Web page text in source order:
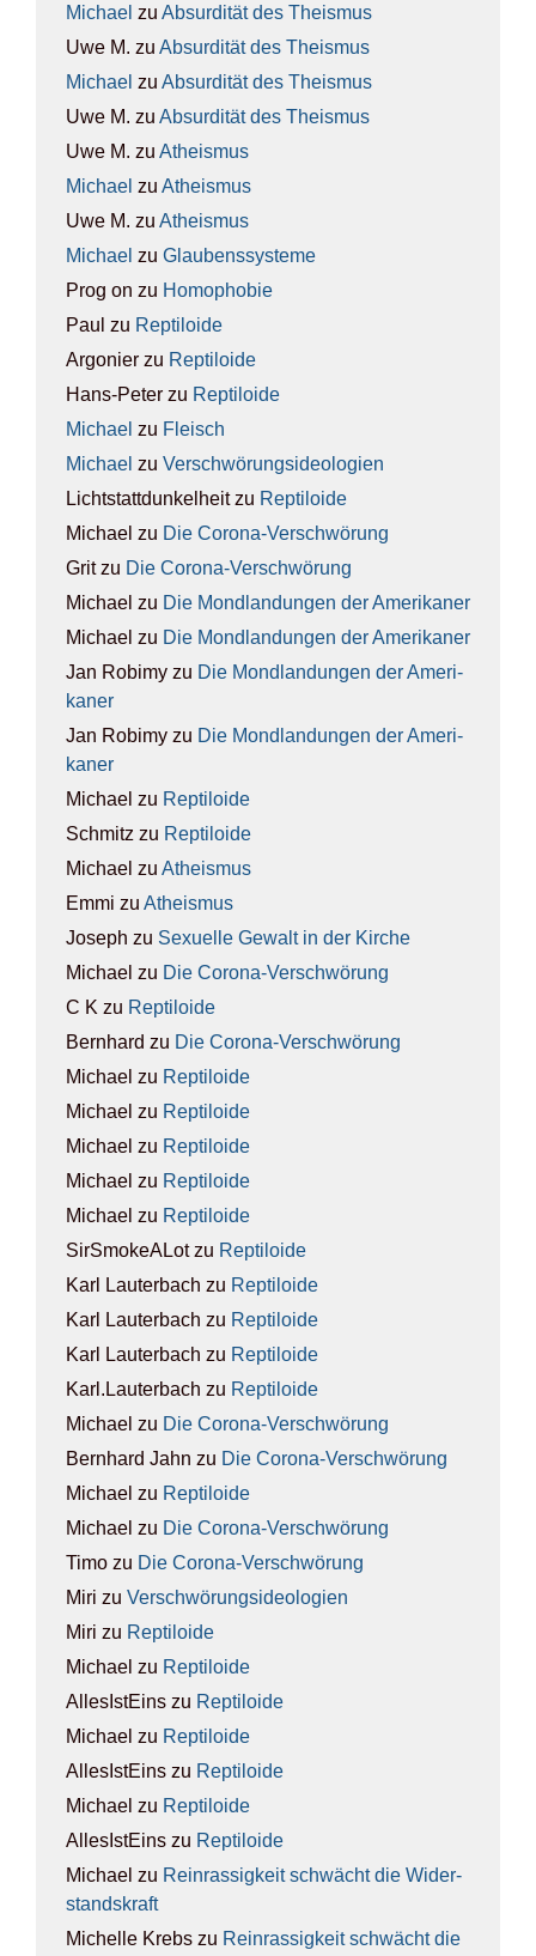
Michael zu Absur­di­tät des The­is­mus
Uwe M. zu Absur­di­tät des The­is­mus
Michael zu Absur­di­tät des The­is­mus
Uwe M. zu Absur­di­tät des The­is­mus
Uwe M. zu Athe­is­mus
Michael zu Athe­is­mus
Uwe M. zu Athe­is­mus
Michael zu Glau­bens­sys­te­me
Prog on zu Homo­pho­bie
Paul zu Rep­ti­lo­ide
Argonier zu Rep­ti­lo­ide
Hans-Peter zu Rep­ti­lo­ide
Michael zu Fleisch
Michael zu Ver­schwö­rungs­ideo­lo­gien
Lichtstattdunkelheitzu Rep­ti­lo­ide
Michael zu Die Coro­na-Ver­schwö­rung
Gritzu Die Coro­na-Ver­schwö­rung
Michael zu Die Mond­lan­dun­gen der Ame­ri­ka­ner
Michael zu Die Mond­lan­dun­gen der Ame­ri­ka­ner
Jan Robimy zu Die Mond­lan­dun­gen der Ame­ri­
ka­ner
Jan Robimy zu Die Mond­lan­dun­gen der Ame­ri­
ka­ner
Michael zu Rep­ti­lo­ide
Schmitz zu Rep­ti­lo­ide
Michael zu Athe­is­mus
Emmi zu Athe­is­mus
Joseph zu Sexu­el­le Gewalt in der Kir­che
Michael zu Die Coro­na-Ver­schwö­rung
C K zu Rep­ti­lo­ide
Bernhard zu Die Coro­na-Ver­schwö­rung
Michael zu Rep­ti­lo­ide
Michael zu Rep­ti­lo­ide
Michael zu Rep­ti­lo­ide
Michael zu Rep­ti­lo­ide
Michael zu Rep­ti­lo­ide
SirSmokeALotzu Rep­ti­lo­ide
Karl Lauterbach zu Rep­ti­lo­ide
Karl Lauterbach zu Rep­ti­lo­ide
Karl Lauterbach zu Rep­ti­lo­ide
Karl.Lauterbach zu Rep­ti­lo­ide
Michael zu Die Coro­na-Ver­schwö­rung
Bernhard Jahn zu Die Coro­na-Ver­schwö­rung
Michael zu Rep­ti­lo­ide
Michael zu Die Coro­na-Ver­schwö­rung
Timo zu Die Coro­na-Ver­schwö­rung
Miri zu Ver­schwö­rungs­ideo­lo­gien
Miri zu Rep­ti­lo­ide
Michael zu Rep­ti­lo­ide
AllesIstEins zu Rep­ti­lo­ide
Michael zu Rep­ti­lo­ide
AllesIstEins zu Rep­ti­lo­ide
Michael zu Rep­ti­lo­ide
AllesIstEins zu Rep­ti­lo­ide
Michael zu Rein­ras­sig­keit schwächt die Wider­
stands­kraft
Michelle Krebs zu Rein­ras­sig­keit schwächt die